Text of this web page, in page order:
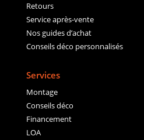
Retours
Service après-vente
Nos guides d’achat
Conseils déco personnalisés
Services
Montage
Conseils déco
Financement
LOA